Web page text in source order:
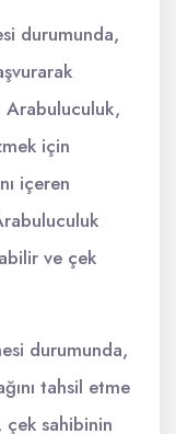
durumunda,
Arabuluculuk,
için
içeren
ve çek
durumunda,
tahsil etme
çek sahibinin